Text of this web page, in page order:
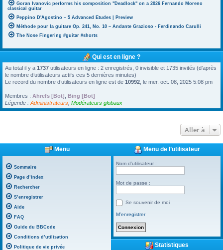
Goran Ivanovic performs his composition "Deadlock" on a 2026 Fernando Moreno
classical guitar
Peppino D'Agostino – 5 Advanced Etudes | Preview
Méthode pour la guitare Op. 241, No. 10 – Andante Grazioso - Ferdinando Carulli
The Nose Fingering #guitar #shorts
Qui est en ligne ?
Au total il y a 1737 utilisateurs en ligne : 2 enregistrés, 0 invisible et 1735 invités (d’après
le nombre d’utilisateurs actifs ces 5 dernières minutes)
Le record du nombre d’utilisateurs en ligne est de 10992 , le mer. oct. 08, 2025 5:08 pm
Membres : Ahrefs [Bot] Bing [Bot]
Légende : Administrateurs Modérateurs globaux
Aller à
Menu
Sommaire
Page d’index
Rechercher
S’enregistrer
Aide
FAQ
Guide du BBCode
Conditions d’utilisation
Politique de vie privée
Menu de l’utilisateur
Nom d’utilisateur :
Mot de passe :
Se souvenir de moi
M’enregistrer
Statistiques